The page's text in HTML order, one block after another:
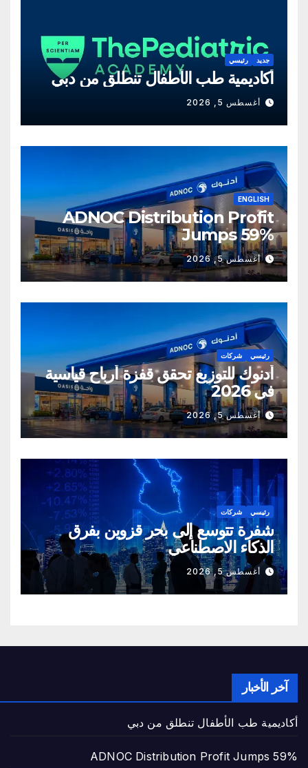
جديد رئيسي
أكاديمية طب الأطفال تنطلق من دبي
أغسطس 5, 2026
ENGLISH
ADNOC Distribution Profit
Jumps 59%
أغسطس 5, 2026
رئيسي شركات
أدنوك للتوزيع تحقق قفزة أرباح قياسية
في 2026
أغسطس 5, 2026
رئيسي شركات
شفرة تتوسع إلى بحر قزوين بفرق
الذكاء الاصطناعي
أغسطس 5, 2026
آخر الأخبار
أكاديمية طب الأطفال تنطلق من دبي
ADNOC Distribution Profit Jumps 59%